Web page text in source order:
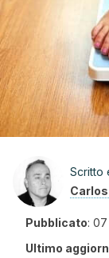
Scritto
Pubblicato: 07
Ultimo